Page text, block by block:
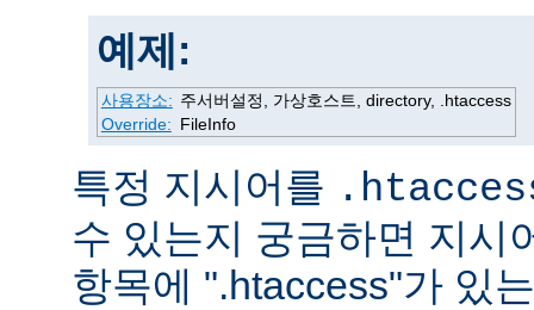
예제:
사용장소: 주서버설정, 가상호스트, directory, .htaccess
Override: FileInfo
특정 지시어를
수 있는지 궁금하면 지시
항목에 ".htaccess"가 있